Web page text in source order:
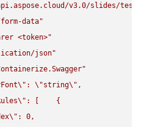
v3.0/slides/test-
data"
<token>"
json"
\" : \"string\" ,
\" : [    {
\" : 0,